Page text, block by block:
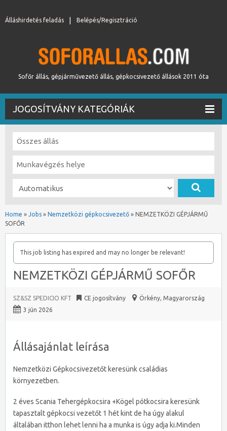
Belépés/Regisztráció
Álláshirdetés feladás
Sofőr állás, gépjárművezető állás, gépkocsivezető állások 2011 óta
JOGOSÍTVÁNY KATEGÓRIÁK
Home » Jobs » Nemzetközi gépkocsivezető » NEMZETKÖZI GÉPJÁRMŰ
SOFŐR
This job listing has expired and may no longer be relevant!
NEMZETKÖZI GÉPJÁRMŰ SOFŐR
SZ&SZ SPEDICIO KFT CE jogosítvány Örkény, Magyarország
3 jún 2026
Állásajánlat leírása
Nemzetközi Gépkocsivezetőt keresünk családias
környezetben.
2 éves Scania Tehergépkocsira +Kögel pótkocsira keresünk
tapasztalt gépkocsi vezetőt 1 hét kint de ha úgy alakul
általában itthon lehet lenni ha a munka is úgy adja ki.Minden